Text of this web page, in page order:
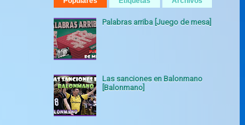
Palabras arriba [Juego de mesa]
Las sanciones en Balonmano
[Balonmano]